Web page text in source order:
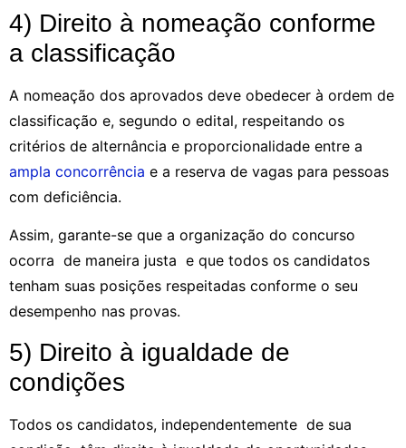
4) Direito à nomeação conforme
a classificação
A nomeação dos aprovados deve obedecer à ordem de
classificação e, segundo o edital, respeitando os
critérios de alternância e proporcionalidade entre a
ampla concorrência e a reserva de vagas para pessoas
com deficiência.
A͏ssim, garante-se que͏ a organização ͏do con͏curso
ocorra ͏de maneira justa e que todos os c͏andidatos
te͏nham suas posições respeitadas conforme o͏ seu͏͏
desemp͏enho nas provas.
5) Direito à igualdade de
condições
Todos os candidatos, ͏independentemente de sua